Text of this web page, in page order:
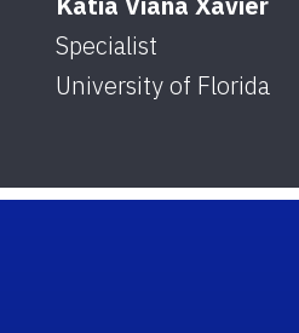
Specialist
University of Florida